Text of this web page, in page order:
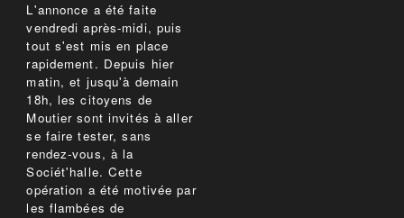
L'annonce a été faite
vendredi après-midi, puis
tout s'est mis en place
rapidement. Depuis hier
matin, et jusqu'à demain
18h, les citoyens de
Moutier sont invités à aller
se faire tester, sans
rendez-vous, à la
Sociét'halle. Cette
opération a été motivée par
les flambées de